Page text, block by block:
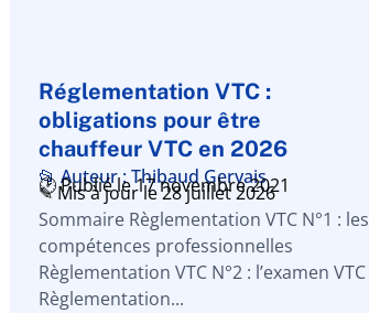
Réglementation VTC :
obligations pour être
chauffeur VTC en 2026
📂 Auteur : Thibaud Gervais
🕑 Publié le 17 novembre 2021
✎ Mis à jour le 28 juillet 2026
Sommaire Règlementation VTC N°1 : les
compétences professionnelles
Règlementation VTC N°2 : l’examen VTC
Règlementation...